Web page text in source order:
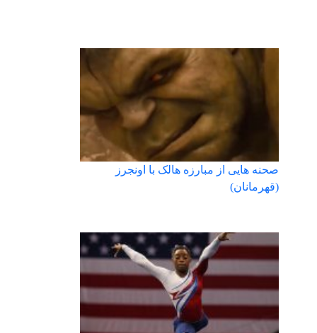
صحنه هایی از مبارزه هالک با اونجرز
(قهرمانان)